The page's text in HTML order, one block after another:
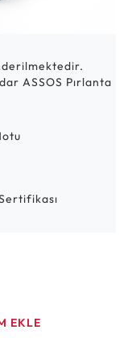
ASSOS Pırlanta
EKLE